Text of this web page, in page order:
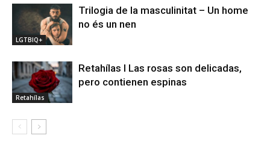
LGTBIQ+
Trilogia de la masculinitat – Un home
no és un nen
Retahílas
Retahílas l Las rosas son delicadas,
pero contienen espinas